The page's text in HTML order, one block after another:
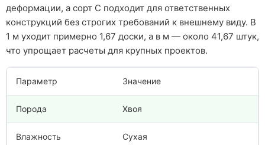
деформации, а сорт С подходит для ответственных
конструкций без строгих требований к внешнему виду. В
1 м уходит примерно 1,67 доски, а в м — около 41,67 штук,
что упрощает расчеты для крупных проектов.
Параметр Значение
Порода Хвоя
Влажность Сухая